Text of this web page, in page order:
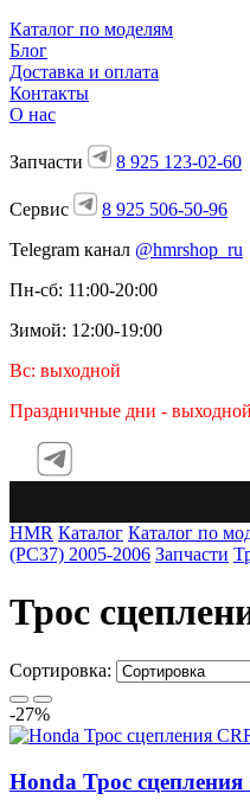
Каталог по моделям
Блог
Доставка и оплата
Контакты
О нас
Запчасти 8 925 123-02-60
Сервис
8 925 506-50-96
Telegram канал @hmrshop_ru
Пн-сб: 11:00-20:00
Зимой: 12:00-19:00
Вс: выходной
Праздничные дни - выходной
HMR Каталог Каталог по
(PC37) 2005-2006 Запчасти
Трос
Сортировка:
-27%
Honda Трос